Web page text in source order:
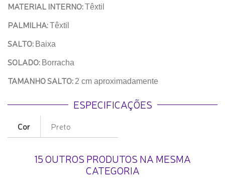
MATERIAL INTERNO:Têxtil
PALMILHA:Têxtil
SALTO: Baixa
SOLADO: Borracha
TAMANHO SALTO: 2 cm aproximadamente
ESPECIFICAÇÕES
Cor Preto
15 OUTROS PRODUTOS NA MESMA
CATEGORIA